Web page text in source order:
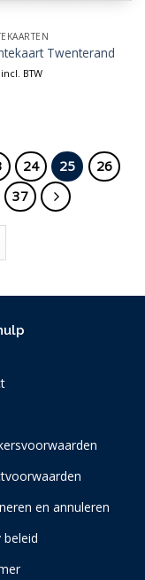
Twenterand
incl. BTW
24 25
26
37
en annuleren
beleid